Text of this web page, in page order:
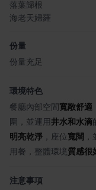
落葉歸根
海老天婦羅
份量
份量充足
環境特色
餐廳內部空間寬敞舒適
圍，並運用井水和水滴
明亮乾淨 ，座位寬闊
用餐，整體環境質感很
注意事項